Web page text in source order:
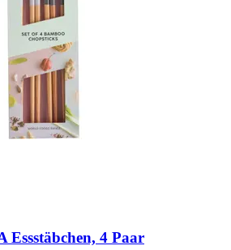
Essstäbchen, 4 Paar